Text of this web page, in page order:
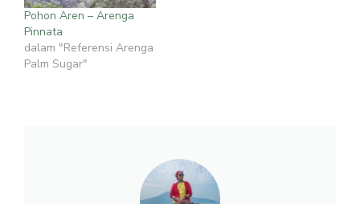
Pohon Aren – Arenga
Pinnata
dalam "Referensi Arenga
Palm Sugar"